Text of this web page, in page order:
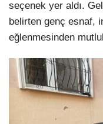
seçenek yer aldı.
belirten genç esnaf,
eğlenmesinden